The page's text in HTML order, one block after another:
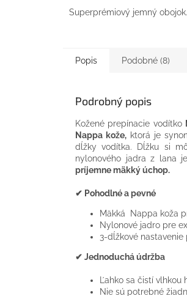
Superprémiový jemný
Popis Podobné (8)
Podrobný popis
Kožené prepínacie vodítko
Nappa kože, ktorá je
dĺžky vodítka. Dĺžku si
nylonového jadra z lana
príjemne mäkký úchop.
✔ Pohodlné a pevné
Mäkká Nappa koža
Nylonové jadro pre
3-dĺžkové
✔ Jednoduchá údržba
Ľahko sa čistí vlhkou
Nie sú potrebné